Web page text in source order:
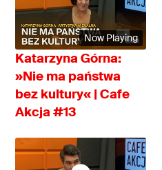
Now Playing
Katarzyna Górna:
»Nie ma państwa
bez kultury« | Cafe
Akcja #13